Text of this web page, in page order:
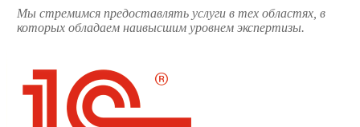
Мы стремимся предоставлять услуги в тех областях, в
которых обладаем наивысшим уровнем экспертизы.